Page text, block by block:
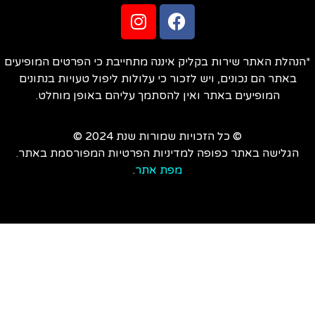
האתר שירות בקליק איננה מתחייבת כי הפרטים המופיעים
באתר הם נכונים, ויש לזכור כי עלולות ליפול טעויות בנתונים
המופיעים באתר ואין להסתמך עליהם באופן מוחלט.
© כל הזכויות שמורות שנת 2024 ©
הגלישה באתר כפופה למדיניות הפרטיות המפורסמת באתר.
מפת אתר.